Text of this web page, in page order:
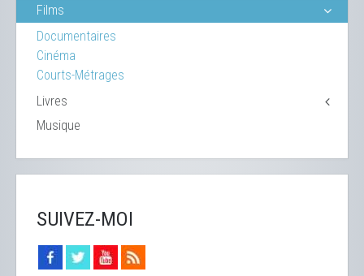
Films
Documentaires
Cinéma
Courts-Métrages
Livres
Musique
SUIVEZ-MOI